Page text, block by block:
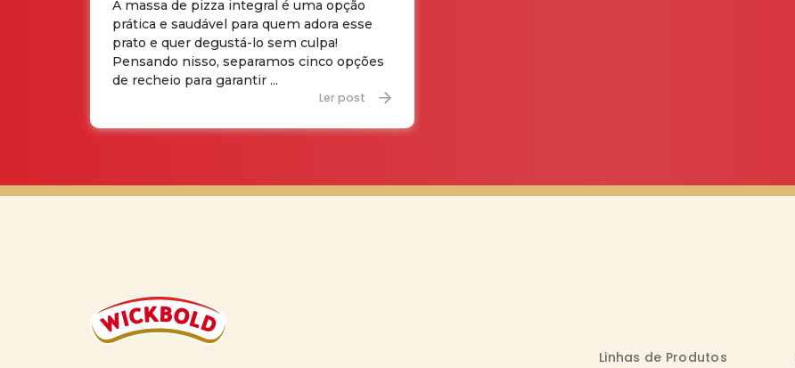
A massa de pizza integral é uma opção
prática e saudável para quem adora esse
prato e quer degustá-lo sem culpa!
Pensando nisso, separamos cinco opções
de recheio para garantir ...
Ler post
Linhas de Produtos